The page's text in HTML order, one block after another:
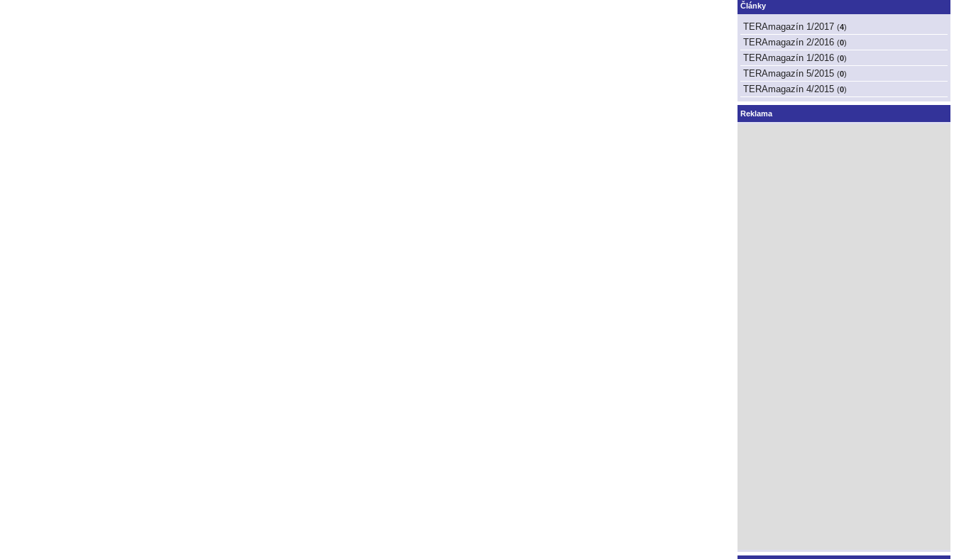
Články
TERAmagazín 1/2017 (4)
TERAmagazín 2/2016 (0)
TERAmagazín 1/2016 (0)
TERAmagazín 5/2015 (0)
TERAmagazín 4/2015 (0)
Reklama